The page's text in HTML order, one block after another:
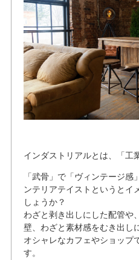
インダストリアルとは、「工
「武骨」で「ヴィンテージ
ンテリアテイストというとイ
しょうか？
わざと剥き出しにした配管や
壁、わざと素材感をむき出し
オシャレなカフェやショップ
す。